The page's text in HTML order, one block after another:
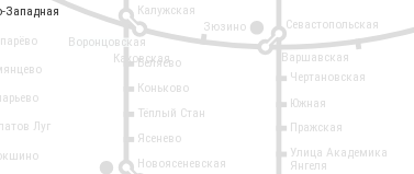
11
Калужская
Беляево
Коньково
Тёплый Стан
Ясенево
Новоясеневская
Севастопольская
Чертановская
Южная
Пражская
Улица Академика
Янгеля
Западная
Варшавская
Каховская
Луг
Зюзино
Воронцовская
Западная